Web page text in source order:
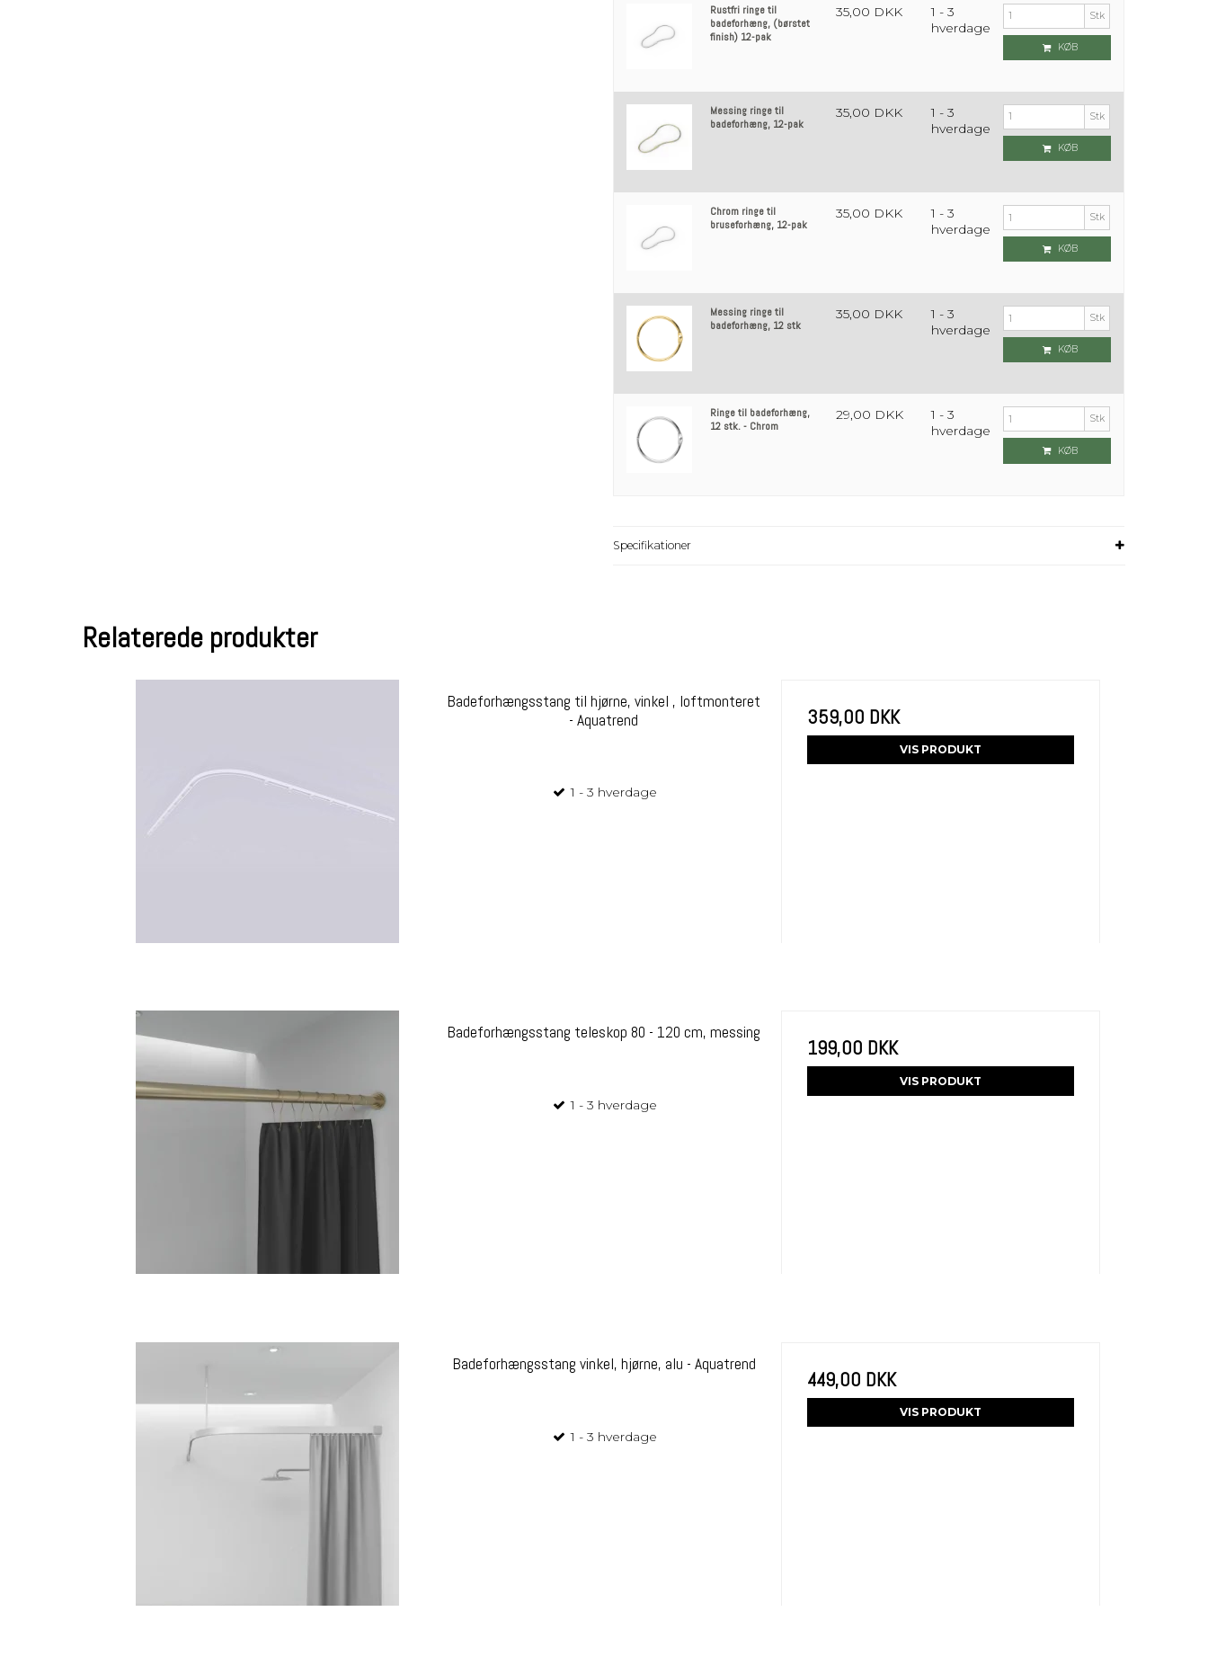
Rustfri ringe til
badeforhæng, (børstet
finish) 12-pak
35,00 DKK
1 - 3
hverdage
Stk
KØB
Messing ringe til
badeforhæng, 12-pak
35,00 DKK
1 - 3
hverdage
Stk
KØB
Chrom ringe til
bruseforhæng, 12-pak
35,00 DKK
1 - 3
hverdage
Stk
KØB
Messing ringe til
badeforhæng, 12 stk
35,00 DKK
1 - 3
hverdage
Stk
KØB
Ringe til badeforhæng,
12 stk. - Chrom
29,00 DKK
1 - 3
hverdage
Stk
KØB
Specifikationer
Relaterede produkter
Badeforhængsstang til hjørne, vinkel , loftmonteret
- Aquatrend
1 - 3 hverdage
359,00 DKK
VIS PRODUKT
Badeforhængsstang teleskop 80 - 120 cm, messing
1 - 3 hverdage
199,00 DKK
VIS PRODUKT
Badeforhængsstang vinkel, hjørne, alu - Aquatrend
1 - 3 hverdage
449,00 DKK
VIS PRODUKT